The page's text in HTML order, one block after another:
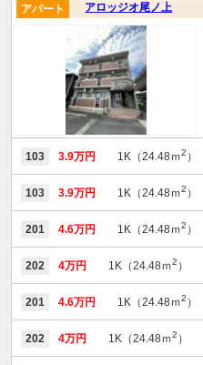
アロッジオ尾ノ上
アパート
103 3.9万円 1K（24.48ｍ2 ）
103 3.9万円 1K（24.48ｍ2 ）
201 4.6万円 1K（24.48ｍ2 ）
202 4万円 1K（24.48ｍ2 ）
201 4.6万円 1K（24.48ｍ2 ）
202 4万円 1K（24.48ｍ2 ）